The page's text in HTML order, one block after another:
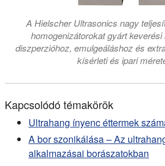
A Hielscher Ultrasonics nagy
homogenizátorokat gyárt
diszperzióhoz, emulgeáláshoz és
kísérleti és ipari
Kapcsolódó témakörök
Ultrahang ínyenc éttermek
A bor szonikálása – Az
alkalmazásai borászatokban